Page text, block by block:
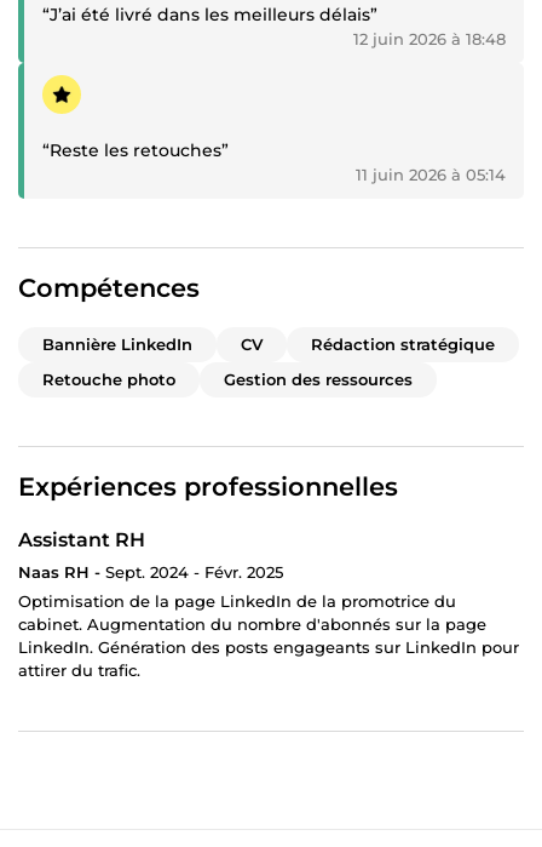
“J’ai été livré dans les meilleurs délais”
12 juin 2026 à 18:48
Témoignage positif
“Reste les retouches”
11 juin 2026 à 05:14
Compétences
Bannière LinkedIn CV
Rédaction stratégique
Retouche photo
Gestion des ressources
Expériences professionnelles
Assistant RH
Naas RH - Sept. 2024 - Févr. 2025
Optimisation de la page LinkedIn de la promotrice du
cabinet. Augmentation du nombre d'abonnés sur la page
LinkedIn. Génération des posts engageants sur LinkedIn pour
attirer du trafic.